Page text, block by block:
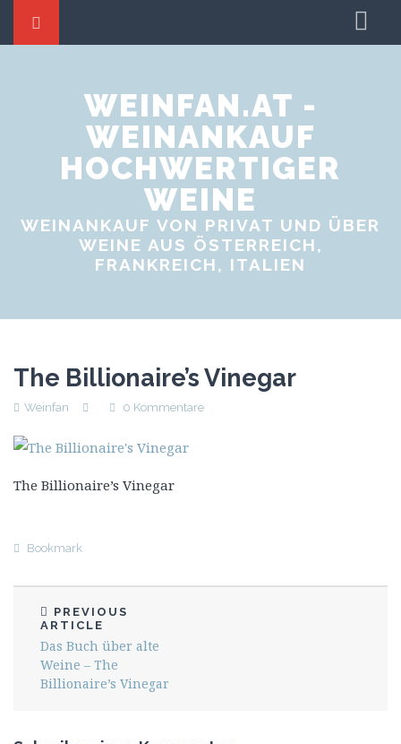
Weine tauschen
Weinproben
Weinevents
WEINFAN.AT -
WEINANKAUF
HOCHWERTIGER
WEINE
WEINANKAUF VON PRIVAT UND ÜBER
WEINE AUS ÖSTERREICH,
FRANKREICH, ITALIEN
The Billionaire’s Vinegar
Weinfan 0 Kommentare
The Billionaire’s Vinegar
Bookmark
PREVIOUS
ARTICLE
Das Buch über alte
Weine – The
Billionaire’s Vinegar